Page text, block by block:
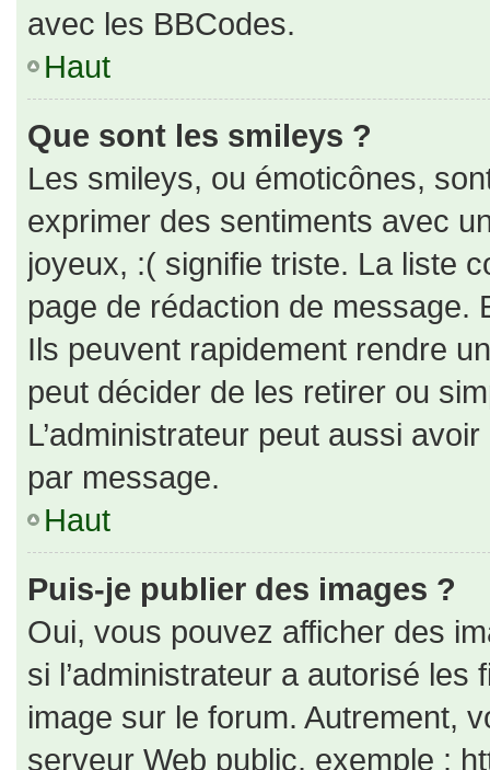
avec les BBCodes.
Haut
Que sont les smileys ?
Les smileys, ou émoticônes,
exprimer des sentiments avec
joyeux, :( signifie triste. La liste
page de rédaction de message.
Ils peuvent rapidement rendre
peut décider de les retirer ou
L’administrateur peut aussi
par message.
Haut
Puis-je publier des images ?
Oui, vous pouvez afficher des
si l’administrateur a autorisé
image sur le forum. Autrement,
serveur Web public, exemple :